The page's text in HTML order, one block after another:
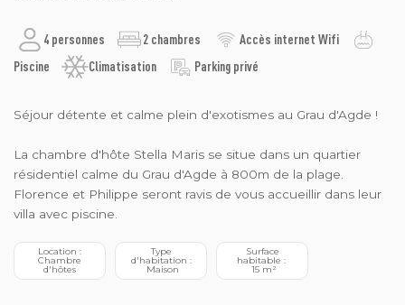
4 personnes 2 chambres
Accès internet Wifi
Piscine
Climatisation Parking privé
Séjour détente et calme plein d'exotismes au Grau d'Agde !
La chambre d'hôte Stella Maris se situe dans un quartier
résidentiel calme du Grau d'Agde à 800m de la plage.
Florence et Philippe seront ravis de vous accueillir dans leur
villa avec piscine.
Location :
d'hôtes
Type
d'habitation :
Maison
habitable :
15 m²